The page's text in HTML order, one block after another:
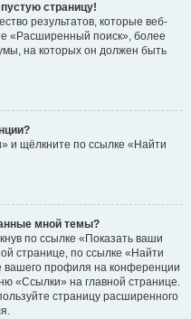
страницу!
результатов, которые веб-
«Расширенный поиск», более
на которых он должен быть
и щёлкните по ссылке «Найти
мной темы?
по ссылке «Показать ваши
странице, по ссылке «Найти
вашего профиля на конференции
«Ссылки» на главной странице.
страницу расширенного